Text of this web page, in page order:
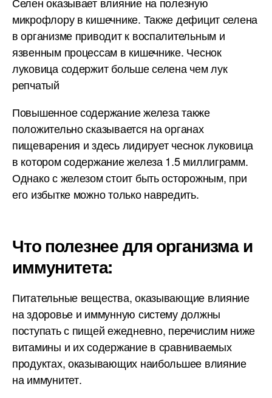
микрофлору в кишечнике. Также дефицит селена
в организме приводит к воспалительным и
язвенным процессам в кишечнике. Чеснок
луковица содержит больше селена чем лук
репчатый
Повышенное содержание железа также
положительно сказывается на органах
пищеварения и здесь лидирует чеснок луковица
в котором содержание железа 1.5 миллиграмм.
Однако с железом стоит быть осторожным, при
его избытке можно только навредить.
Что полезнее для организма и
иммунитета:
Питательные вещества, оказывающие влияние
на здоровье и иммунную систему должны
поступать с пищей ежедневно, перечислим ниже
витамины и их содержание в сравниваемых
продуктах, оказывающих наибольшее влияние
на иммунитет.